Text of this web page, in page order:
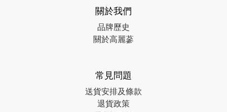
關於我們
品牌歷史
關於高麗蔘
常見問題
送貨安排及條款
退貨政策